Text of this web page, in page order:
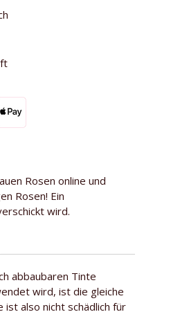
Rosen online und
Rosen! Ein
wird.
abbaubaren Tinte
wird, ist die gleiche
also nicht schädlich für